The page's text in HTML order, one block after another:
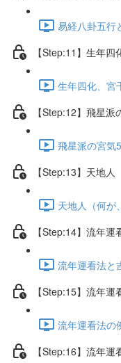
易経八卦五行
【Step:11】生年
生年四化、宮
【Step:12】飛星派
飛星派の宮気
【Step:13】天地人
天地人（何が
【Step:14】流年運
流年運看法と
【Step:15】流年運
流年運看法の
【Step:16】流年運